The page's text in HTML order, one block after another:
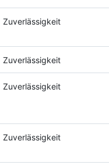
Zuverlässigkeit
Zuverlässigkeit
Zuverlässigkeit
Zuverlässigkeit